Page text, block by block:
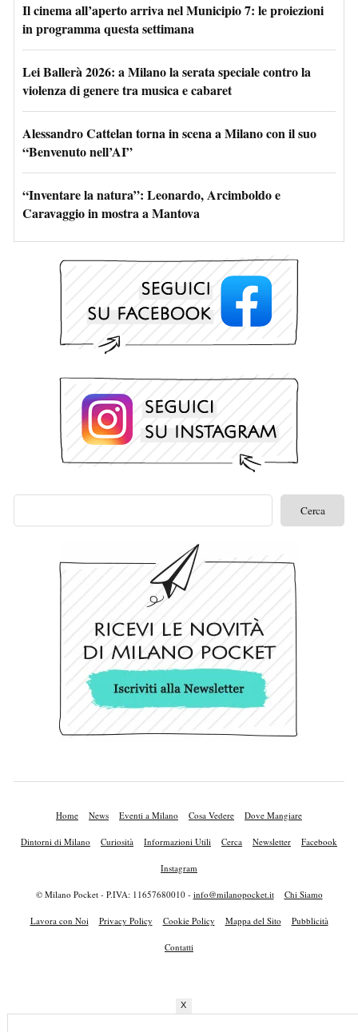
Il cinema all’aperto arriva nel Municipio 7: le proiezioni
in programma questa settimana
Lei Ballerà 2026: a Milano la serata speciale contro la
violenza di genere tra musica e cabaret
Alessandro Cattelan torna in scena a Milano con il suo
“Benvenuto nell’AI”
“Inventare la natura”: Leonardo, Arcimboldo e
Caravaggio in mostra a Mantova
Home News Eventi a Milano Cosa Vedere Dove Mangiare
Dintorni di Milano Curiosità Informazioni Utili Cerca Newsletter Facebook
Instagram
© Milano Pocket - P.IVA: 11657680010 - info@milanopocket.it Chi Siamo
Lavora con Noi Privacy Policy Cookie Policy Mappa del Sito Pubblicità
Contatti
X